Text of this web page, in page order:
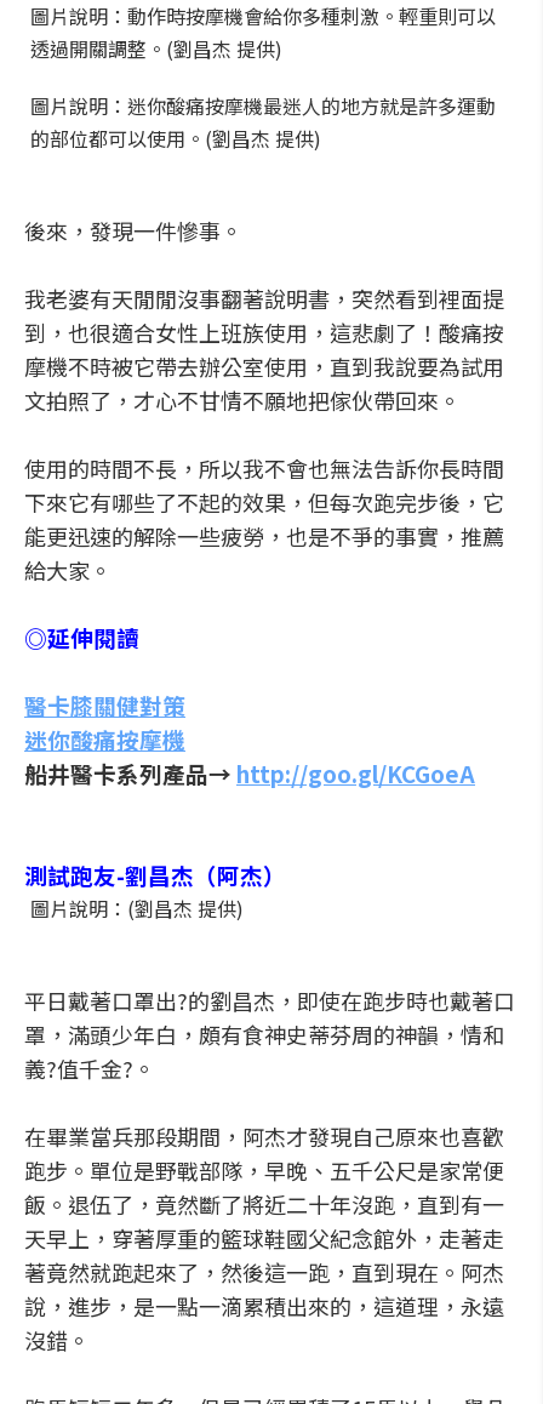
圖片說明：動作時按摩機會給你多種刺激。輕重則可以
透過開關調整。(劉昌杰 提供)
圖片說明：迷你酸痛按摩機最迷人的地方就是許多運動
的部位都可以使用。(劉昌杰 提供)
後來，發現一件慘事。
我老婆有天閒閒沒事翻著說明書，突然看到裡面提
到，也很適合女性上班族使用，這悲劇了！酸痛按
摩機不時被它帶去辦公室使用，直到我說要為試用
文拍照了，才心不甘情不願地把傢伙帶回來。
使用的時間不長，所以我不會也無法告訴你長時間
下來它有哪些了不起的效果，但每次跑完步後，它
能更迅速的解除一些疲勞，也是不爭的事實，推薦
給大家。
◎延伸閱讀
醫卡膝關健對策
迷你酸痛按摩機
船井醫卡系列產品→ http://goo.gl/KCGoeA
測試跑友-劉昌杰（阿杰）
圖片說明：(劉昌杰 提供)
平日戴著口罩出?的劉昌杰，即使在跑步時也戴著口
罩，滿頭少年白，頗有食神史蒂芬周的神韻，情和
義?值千金?。
在畢業當兵那段期間，阿杰才發現自己原來也喜歡
跑步。單位是野戰部隊，早晚、五千公尺是家常便
飯。退伍了，竟然斷了將近二十年沒跑，直到有一
天早上，穿著厚重的籃球鞋國父紀念館外，走著走
著竟然就跑起來了，然後這一跑，直到現在。阿杰
說，進步，是一點一滴累積出來的，這道理，永遠
沒錯。